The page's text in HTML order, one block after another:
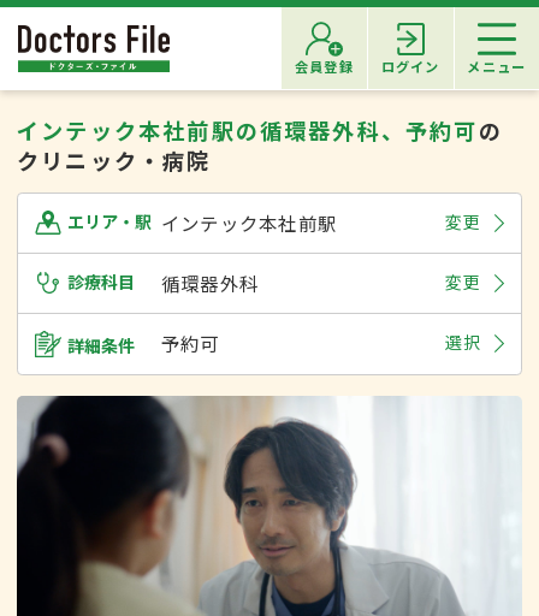
会員登録 ログイン メニュー
インテック本社前駅の循環器外科、予約可の
クリニック・病院
エリア・駅 インテック本社前駅 変更
診療科目 循環器外科 変更
詳細条件 予約可 選択